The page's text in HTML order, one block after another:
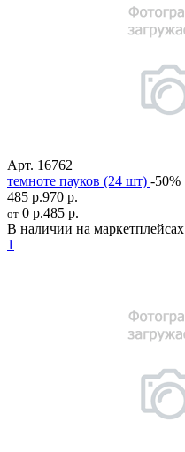
Арт. 16762
темноте пауков (24 шт) -50%
485 р.970 р.
от 0 р.485 р.
В наличии на маркетплейсах
1